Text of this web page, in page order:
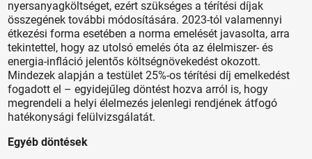
nyersanyagköltséget, ezért szükséges a térítési díjak
összegének további módosítására. 2023-tól valamennyi
étkezési forma esetében a norma emelését javasolta, arra
tekintettel, hogy az utolsó emelés óta az élelmiszer- és
energia-infláció jelentős költségnövekedést okozott.
Mindezek alapján a testület 25%-os térítési díj emelkedést
fogadott el – egyidejűleg döntést hozva arról is, hogy
megrendeli a helyi élelmezés jelenlegi rendjének átfogó
hatékonysági felülvizsgálatát.
Egyéb döntések